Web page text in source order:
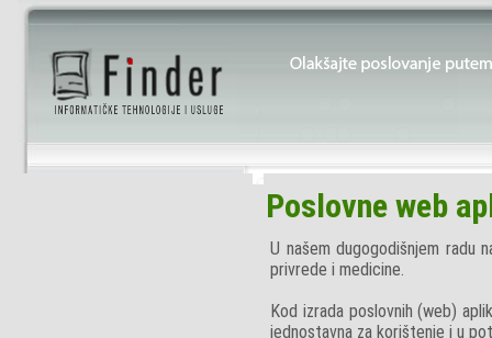
Poslovne web
U našem dugogodišnjem radu
privrede i medicine.
Kod izrada poslovnih (web)
jednostavna za korištenje i u